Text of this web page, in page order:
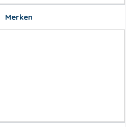
Merken